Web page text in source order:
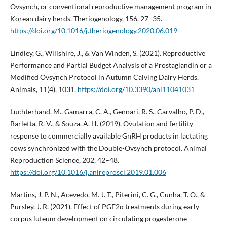
Ovsynch, or conventional reproductive management program in
Korean dairy herds. Theriogenology, 156, 27–35.
https://doi.org/10.1016/j.theriogenology.2020.06.019
Lindley, G., Willshire, J., & Van Winden, S. (2021). Reproductive
Performance and Partial Budget Analysis of a Prostaglandin or a
Modified Ovsynch Protocol in Autumn Calving Dairy Herds.
Animals, 11(4), 1031. https://doi.org/10.3390/ani11041031
Luchterhand, M., Gamarra, C. A., Gennari, R. S., Carvalho, P. D.,
Barletta, R. V., & Souza, A. H. (2019). Ovulation and fertility
response to commercially available GnRH products in lactating
cows synchronized with the Double-Ovsynch protocol. Animal
Reproduction Science, 202, 42–48.
https://doi.org/10.1016/j.anireprosci.2019.01.006
Martins, J. P. N., Acevedo, M. J. T., Piterini, C. G., Cunha, T. O., &
Pursley, J. R. (2021). Effect of PGF2α treatments during early
corpus luteum development on circulating progesterone